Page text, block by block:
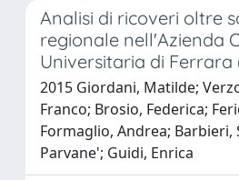
Analisi di ricoveri oltre
regionale nell'Azienda
Universitaria di Ferrara
2015 Giordani, Matilde;
Franco; Brosio, Federica;
Formaglio, Andrea; Barbieri,
Parvane'; Guidi, Enrica